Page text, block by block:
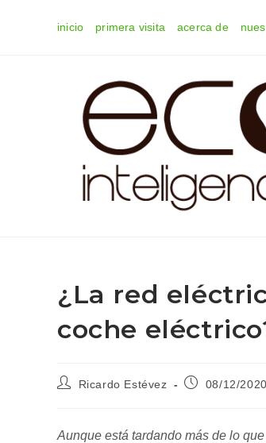
inicio primera visita acerca de
¿La red
coche
AutorRicardo Estévez
Publicación
entrada:
08/12/2020
Aunque está tardando más de lo